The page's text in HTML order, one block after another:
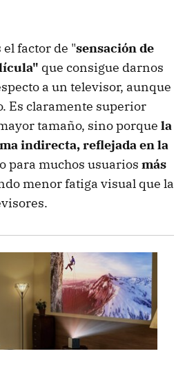
factor de "sensación de
que consigue darnos
a un televisor, aunque
Es claramente superior
tamaño, sino porque la
indirecta, reflejada en la
para muchos usuarios más
menor fatiga visual que la